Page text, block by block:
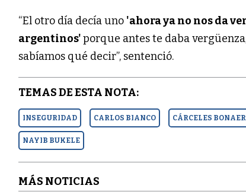
“El otro día decía uno 'ahora ya no nos da
argentinos'porque antes te daba
sabíamos qué decir”, sentenció.
TEMAS DE ESTA NOTA:
INSEGURIDAD CARLOS BIANCO CÁRCELES
NAYIB BUKELE
MÁS NOTICIAS